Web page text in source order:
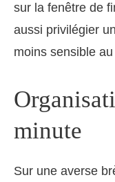
sur la fenêtre de
aussi privilégier
moins sensible
minute
Sur une averse